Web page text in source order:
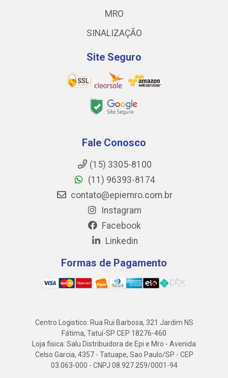
MRO
SINALIZAÇÃO
Site Seguro
Fale Conosco
(15) 3305-8100
(11) 96393-8174
contato@epiemro.com.br
Instagram
Facebook
Linkedin
Formas de Pagamento
Centro Logistico: Rua Rui Barbosa, 321 Jardim NS
Fátima, Tatuí-SP CEP 18276-460
Loja fisica: Salu Distribuidora de Epi e Mro - Avenida
Celso Garcia, 4357 - Tatuape, Sao Paulo/SP - CEP
03.063-000 - CNPJ 08.927.259/0001-94